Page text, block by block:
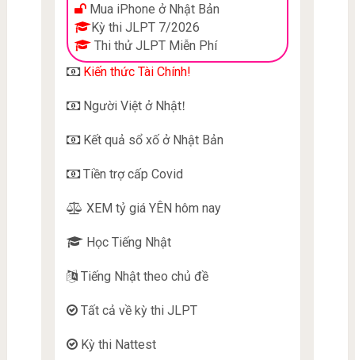
Mua iPhone ở Nhật Bản
Kỳ thi JLPT 7/2026
Thi thử JLPT Miễn Phí
Kiến thức Tài Chính!
Người Việt ở Nhật!
Kết quả sổ xố ở Nhật Bản
Tiền trợ cấp Covid
XEM tỷ giá YÊN hôm nay
Học Tiếng Nhật
Tiếng Nhật theo chủ đề
Tất cả về kỳ thi JLPT
Kỳ thi Nattest